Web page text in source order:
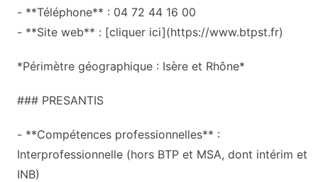
- **Téléphone** : 04 72 44 16 00
- **Site web** : [cliquer ici](https://www.btpst.fr)
*Périmètre géographique : Isère et Rhône*
### PRESANTIS
- **Compétences professionnelles** :
Interprofessionnelle (hors BTP et MSA, dont intérim et
INB)